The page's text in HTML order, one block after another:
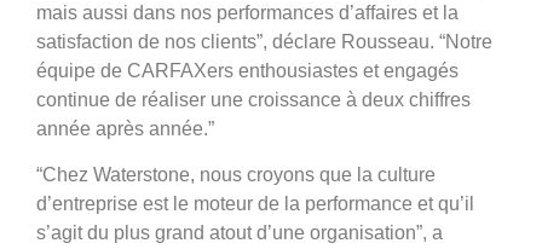
mais aussi dans nos performances d’affaires et la
satisfaction de nos clients”, déclare Rousseau. “Notre
équipe de CARFAXers enthousiastes et engagés
continue de réaliser une croissance à deux chiffres
année après année.”
“Chez Waterstone, nous croyons que la culture
d’entreprise est le moteur de la performance et qu’il
s’agit du plus grand atout d’une organisation”, a